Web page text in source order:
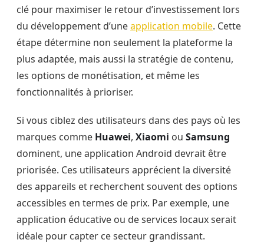
clé pour maximiser le retour d’investissement lors
du développement d’uneapplication mobile. Cette
étape détermine non seulement la plateforme la
plus adaptée, mais aussi la stratégie de contenu,
les options de monétisation, et même les
fonctionnalités à prioriser.
Si vous ciblez des utilisateurs dans des pays où les
marques comme Huawei, Xiaomi ou Samsung
dominent, une application Android devrait être
priorisée. Ces utilisateurs apprécient la diversité
des appareils et recherchent souvent des options
accessibles en termes de prix. Par exemple, une
application éducative ou de services locaux serait
idéale pour capter ce secteur grandissant.